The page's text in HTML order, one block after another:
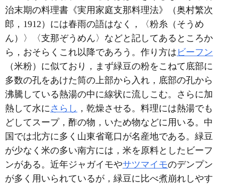
治末期の料理書《実用家庭支那料理法》（奥村繁次
郎，1912）には春雨の語はなく，〈粉糸（そうめ
ん）〉〈支那ぞうめん〉などと記してあるところか
ら，おそらくこれ以降であろう。作り方は ビーフン
（米粉）に似ており，まず緑豆の粉をこねて底部に
多数の孔をあけた筒の上部から入れ，底部の孔から
沸騰している熱湯の中に線状に流しこむ。さらに加
熱して水にさらし ，乾燥させる。料理には熱湯でも
どしてスープ，酢の物，いため物などに用いる。中
国では北方に多く山東省竜口が名産地である。緑豆
が少なく米の多い南方には，米を原料としたビーフ
ンがある。近年ジャガイモやサツマイモのデンプン
が多く用いられているが，緑豆に比べ煮崩れしやす